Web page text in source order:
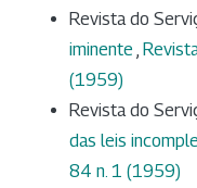
Revista do
iminente ,
(1959)
Revista do
das leis
84 n. 1 (1959)